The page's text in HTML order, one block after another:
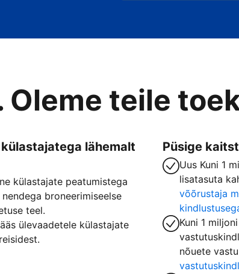
teile
külastajatega lähemalt
külastajate peatumistega
broneerimiseelse
teel.
ülevaadetele külastajate
Püsige
Uus Kuni 1
lisatasuta
võõrustaja
Kuni 1
nõuete